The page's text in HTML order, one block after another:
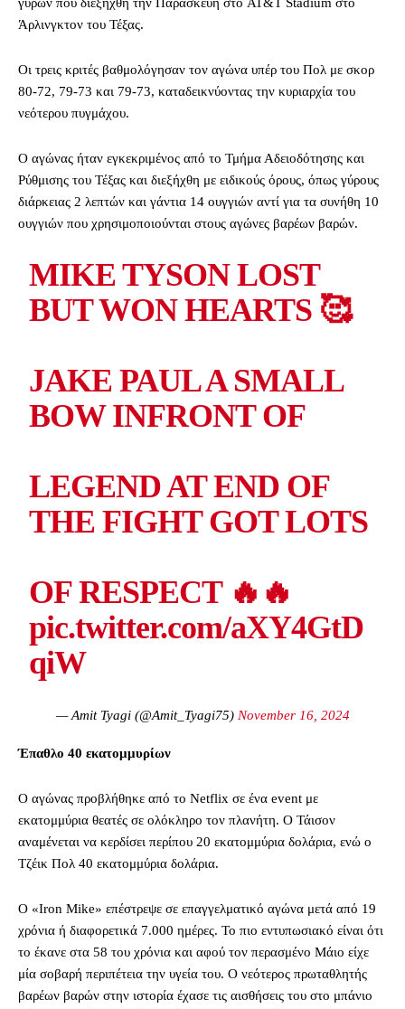
Άρλινγκτον του Τέξας.
Οι τρεις κριτές βαθμολόγησαν τον αγώνα υπέρ του Πολ με σκορ
80-72, 79-73 και 79-73, καταδεικνύοντας την κυριαρχία του
νεότερου πυγμάχου.
Ο αγώνας ήταν εγκεκριμένος από το Τμήμα Αδειοδότησης και
Ρύθμισης του Τέξας και διεξήχθη με ειδικούς όρους, όπως γύρους
διάρκειας 2 λεπτών και γάντια 14 ουγγιών αντί για τα συνήθη 10
ουγγιών που χρησιμοποιούνται στους αγώνες βαρέων βαρών.
MIKE TYSON LOST
BUT WON HEARTS 🥰
JAKE PAUL A SMALL
BOW INFRONT OF
LEGEND AT END OF
THE FIGHT GOT LOTS
OF RESPECT 🔥🔥
pic.twitter.com/aXY4GtD
qiW
— Amit Tyagi (@Amit_Tyagi75) November 16, 2024
Έπαθλο 40 εκατομμυρίων
Ο αγώνας προβλήθηκε από το Netflix σε ένα event με
εκατομμύρια θεατές σε ολόκληρο τον πλανήτη. Ο Τάισον
αναμένεται να κερδίσει περίπου 20 εκατομμύρια δολάρια, ενώ ο
Τζέικ Πολ 40 εκατομμύρια δολάρια.
Ο «Iron Mike» επέστρεψε σε επαγγελματικό αγώνα μετά από 19
χρόνια ή διαφορετικά 7.000 ημέρες. Το πιο εντυπωσιακό είναι ότι
το έκανε στα 58 του χρόνια και αφού τον περασμένο Μάιο είχε
μία σοβαρή περιπέτεια την υγεία του. Ο νεότερος πρωταθλητής
βαρέων βαρών στην ιστορία έχασε τις αισθήσεις του στο μπάνιο